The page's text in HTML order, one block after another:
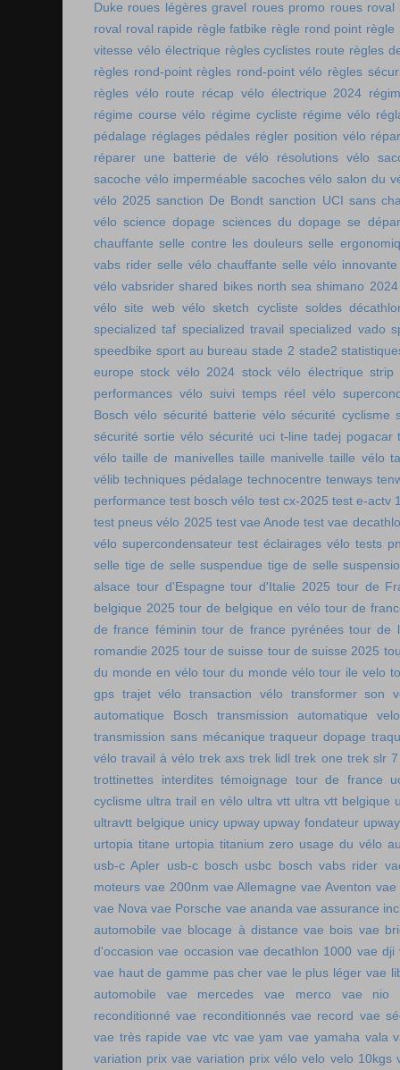
Duke roues légères gravel roues promo roues roval
roval roval rapide règle fatbike règle rond point règle
vitesse vélo électrique règles cyclistes route règles
règles rond-point règles rond-point vélo règles
règles vélo route
récap vélo électrique 2024
régime course vélo régime cycliste régime vélo
pédalage réglages pédales régler position vélo
réparer une batterie de vélo
résolutions vélo
sacoche vélo imperméable sacoches vélo salon du
vélo 2025 sanction De Bondt sanction UCI sans
vélo science dopage sciences du dopage se
chauffante selle contre les douleurs selle
vabs rider selle vélo chauffante selle vélo innovante
vélo vabsrider shared bikes north sea shimano 2024
vélo site web vélo sketch cycliste soldes
specialized taf specialized travail specialized vado
speedbike sport au bureau stade 2 stade2
europe stock vélo 2024 stock vélo électrique strip
performances vélo suivi temps réel vélo
Bosch vélo sécurité batterie vélo sécurité cyclisme
sécurité sortie vélo sécurité uci t-line tadej pogacar
vélo taille de manivelles taille manivelle taille vélo
vélib techniques pédalage technocentre tenways
performance test bosch vélo test cx-2025 test e-actv
test pneus vélo 2025 test vae Anode test vae
vélo supercondensateur test éclairages vélo tests
selle tige de selle suspendue tige de selle
alsace tour d'Espagne tour d'Italie 2025 tour de
belgique 2025 tour de belgique en vélo tour de
de france féminin tour de france pyrénées tour de
romandie 2025 tour de suisse tour de suisse 2025
du monde en vélo tour du monde vélo tour ile velo
gps trajet vélo transaction vélo
transformer son
automatique Bosch
transmission automatique
transmission sans mécanique traqueur dopage
vélo travail à vélo trek axs trek lidl trek one trek slr 7
trottinettes interdites témoignage tour de france
cyclisme ultra trail en vélo ultra vtt ultra vtt belgique
ultravtt belgique unicy upway upway fondateur
urtopia titane urtopia titanium zero usage du vélo
usb-c Apler usb-c bosch usbc bosch vabs rider
moteurs vae 200nm vae Allemagne vae Aventon vae
vae Nova vae Porsche vae ananda vae assurance
automobile vae blocage à distance vae bois vae
d'occasion vae occasion vae decathlon 1000 vae dji
vae haut de gamme pas cher vae le plus léger vae
automobile
vae mercedes vae merco
vae nio
reconditionné vae reconditionnés vae record vae
vae très rapide vae vtc vae yam vae yamaha vala
variation prix vae variation prix vélo velo velo 10kgs